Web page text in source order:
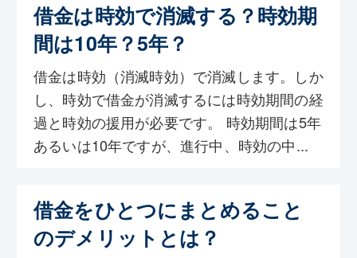
借金は時効で消滅する？時効期
間は10年？5年？
借金は時効（消滅時効）で消滅します。しか
し、時効で借金が消滅するには時効期間の経
過と時効の援用が必要です。 時効期間は5年
あるいは10年ですが、進行中、時効の中...
借金をひとつにまとめること
のデメリットとは？